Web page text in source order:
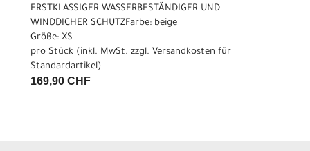
ERSTKLASSIGER WASSERBESTÄNDIGER UND
WINDDICHER SCHUTZFarbe: beige
Größe: XS
pro Stück (inkl. MwSt. zzgl. Versandkosten für
Standardartikel)
169,90 CHF